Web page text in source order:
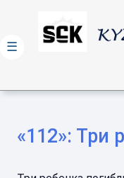
«112»: Три
☰